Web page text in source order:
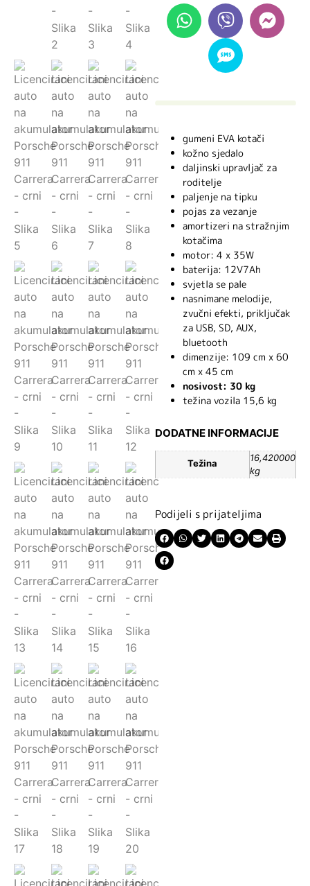
gumeni EVA kotači
kožno sjedalo
daljinski upravljač za
roditelje
paljenje na tipku
pojas za vezanje
amortizeri na stražnjim
kotačima
motor: 4 x 35W
baterija: 12V7Ah
svjetla se pale
nasnimane melodije,
zvučni efekti, priključak
za USB, SD, AUX,
bluetooth
dimenzije: 109 cm x 60
cm x 45 cm
nosivost: 30 kg
težina vozila 15,6 kg
DODATNE INFORMACIJE
Težina
16,420000
kg
Podijeli s prijateljima